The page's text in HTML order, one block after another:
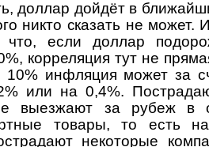
доллар дойдёт в
никто сказать не может.
что, если доллар
корреляция тут не
10% инфляция может за
или на 0,4%.
выезжают за рубеж в
товары, то есть
некоторые